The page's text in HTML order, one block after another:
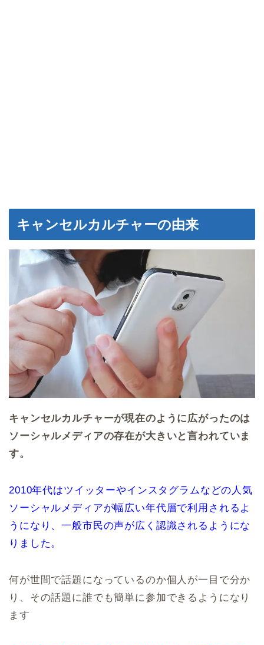
キャンセルカルチャーの由来
キャンセルカルチャーが現在のように広がったのは
ソーシャルメディアの存在が大きいと言われていま
す。
2010年代はツイッターやインスタグラムなどの人気
ソーシャルメディアが幅広い年代層で利用されるよ
うになり、一般市民の声が広く認識されるようにな
りました。
何が世間で話題になっているのか個人が一目で分か
り、その話題に誰でも簡単に参加できるようになり
ます